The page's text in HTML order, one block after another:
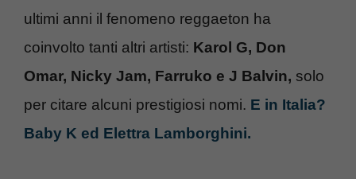
ultimi anni il fenomeno reggaeton ha
coinvolto tanti altri artisti: Karol G, Don
Omar, Nicky Jam, Farruko e J Balvin, solo
per citare alcuni prestigiosi nomi. E in Italia?
Baby K ed Elettra Lamborghini.